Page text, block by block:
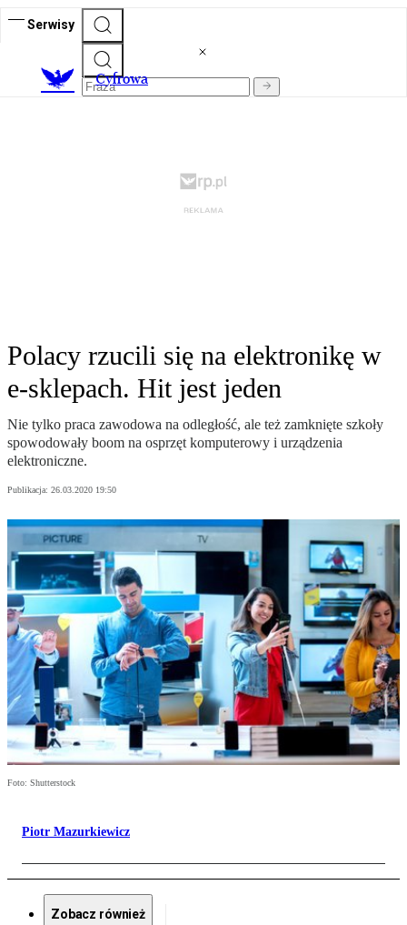
Serwisy
Cyfrowa
Polacy rzucili się na elektronikę w
e-sklepach. Hit jest jeden
Nie tylko praca zawodowa na odległość, ale też zamknięte szkoły
spowodowały boom na osprzęt komputerowy i urządzenia
elektroniczne.
Publikacja: 26.03.2020 19:50
Foto: Shutterstock
Piotr Mazurkiewicz
Zobacz również